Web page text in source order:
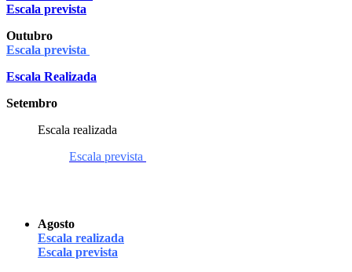
Escala prevista
Outubro
Escala prevista
Escala Realizada
Setembro
Escala realizada
Escala prevista
Agosto
Escala realizada
Escala prevista